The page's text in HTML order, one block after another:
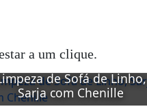
a um clique.
de Sofá de Linho,
Sarja com Chenille